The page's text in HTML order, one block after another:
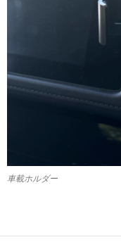
車載ホルダー